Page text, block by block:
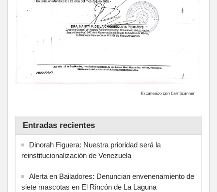
Entradas recientes
Dinorah Figuera: Nuestra prioridad será la
reinstitucionalización de Venezuela
Alerta en Bailadores: Denuncian envenenamiento de
siete mascotas en El Rincón de La Laguna